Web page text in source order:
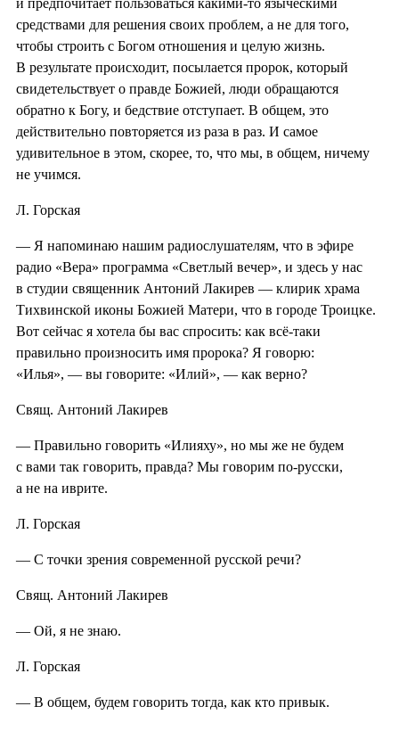
средствами для решения своих проблем, а не для того,
чтобы строить с Богом отношения и целую жизнь.
В результате происходит, посылается пророк, который
свидетельствует о правде Божией, люди обращаются
обратно к Богу, и бедствие отступает. В общем, это
действительно повторяется из раза в раз. И самое
удивительное в этом, скорее, то, что мы, в общем, ничему
не учимся.
Л. Горская
— Я напоминаю нашим радиослушателям, что в эфире
радио «Вера» программа «Светлый вечер», и здесь у нас
в студии священник Антоний Лакирев — клирик храма
Тихвинской иконы Божией Матери, что в городе Троицке.
Вот сейчас я хотела бы вас спросить: как всё-таки
правильно произносить имя пророка? Я говорю:
«Илья», — вы говорите: «Илий», — как верно?
Свящ. Антоний Лакирев
— Правильно говорить «Илияху», но мы же не будем
с вами так говорить, правда? Мы говорим по-русски,
а не на иврите.
Л. Горская
— С точки зрения современной русской речи?
Свящ. Антоний Лакирев
— Ой, я не знаю.
Л. Горская
— В общем, будем говорить тогда, как кто привык.